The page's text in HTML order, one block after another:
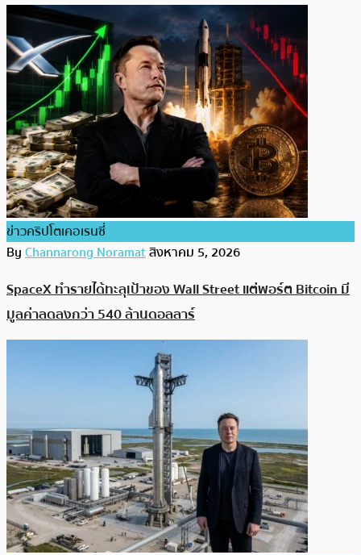
ข่าวคริปโตเคอเรนซี่
ByChannarong Noramatสิงหาคม 5, 2026
SpaceX ทำรายได้ทะลุเป้าของ Wall Street แต่พอร์ต Bitcoin มี
มูลค่าลดลงกว่า 540 ล้านดอลลาร์